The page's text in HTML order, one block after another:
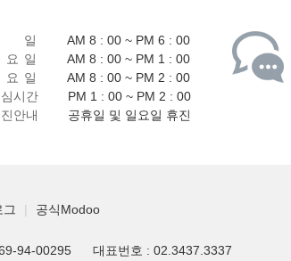
일
AM 8 : 00 ~ PM 6 : 00
요 일
AM 8 : 00 ~ PM 1 : 00
요 일
AM 8 : 00 ~ PM 2 : 00
시간
PM 1 : 00 ~ PM 2 : 00
안내
공휴일 및 일요일 휴진
그 | 공식Modoo
94-00295 대표번호 : 02.3437.3337